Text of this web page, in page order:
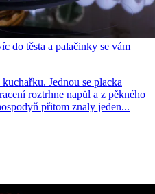
do těsta a palačinky se vám
Jednou se placka
roztrhne napůl a z pěkného
přitom znaly jeden...